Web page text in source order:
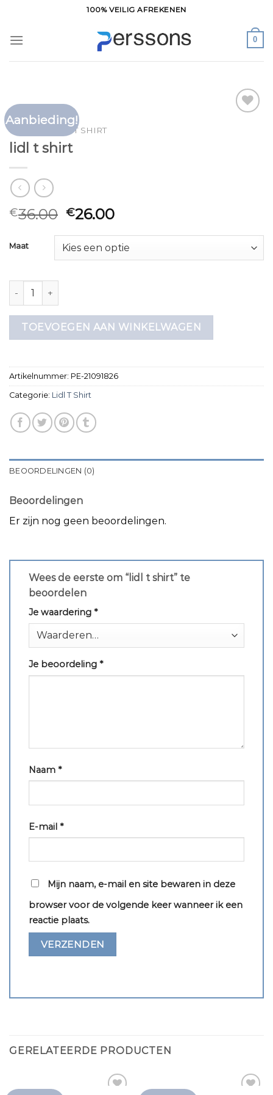
inhoud
100% VEILIG AFREKENEN
0
Aanbieding!
HOME LIDL T SHIRT
lidl t shirt
€36.00 €26.00
Maat
lidl t shirt aantal
TOEVOEGEN AAN WINKELWAGEN
Artikelnummer: PE-21091826
Categorie: Lidl T Shirt
BEOORDELINGEN (0)
Beoordelingen
Er zijn nog geen beoordelingen.
Wees de eerste om “lidl t shirt” te
beoordelen
Je waardering *
Je beoordeling *
Naam *
E-mail *
Mijn naam, e-mail en site bewaren in deze
browser voor de volgende keer wanneer ik een
reactie plaats.
GERELATEERDE PRODUCTEN